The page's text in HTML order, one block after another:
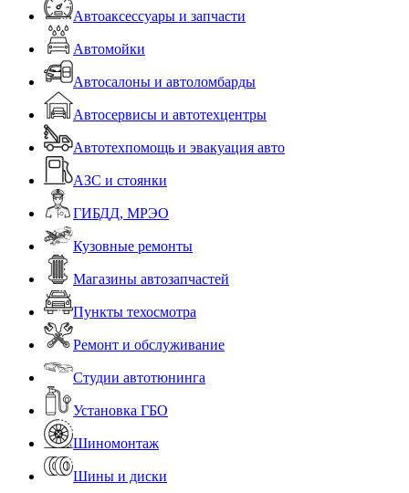
Автоаксессуары и запчасти
Автомойки
Автосалоны и автоломбарды
Автосервисы и автотехцентры
Автотехпомощь и эвакуация авто
АЗС и стоянки
ГИБДД, МРЭО
Кузовные ремонты
Магазины автозапчастей
Пункты техосмотра
Ремонт и обслуживание
Студии автотюнинга
Установка ГБО
Шиномонтаж
Шины и диски